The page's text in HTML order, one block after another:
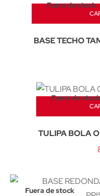
Fuera de stock
BASE TECHO
Fuera de stock
TULIPA BOLA
Fuera de stock